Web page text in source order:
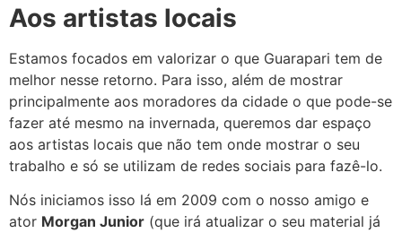
Aos artistas locais
Estamos focados em valorizar o que Guarapari tem de
melhor nesse retorno. Para isso, além de mostrar
principalmente aos moradores da cidade o que pode-se
fazer até mesmo na invernada, queremos dar espaço
aos artistas locais que não tem onde mostrar o seu
trabalho e só se utilizam de redes sociais para fazê-lo.
Nós iniciamos isso lá em 2009 com o nosso amigo e
ator Morgan Junior (que irá atualizar o seu material já